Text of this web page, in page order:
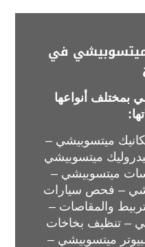
في
بمختلف أنواعها
ميتسوبيشي –
ميتسوبيشي
ميتسوبيشي –
– فحص سيارات
والمقاصات –
– تنظيف بخاخات
ميتسوبيشي –